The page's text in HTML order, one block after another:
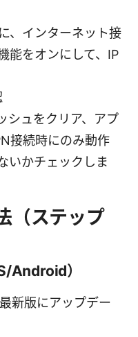
、インターネット接
能をオンにして、IP
シュをクリア、アプ
接続時にのみ動作
いかチェックしま
（ステップ
Android）
新版にアップデー